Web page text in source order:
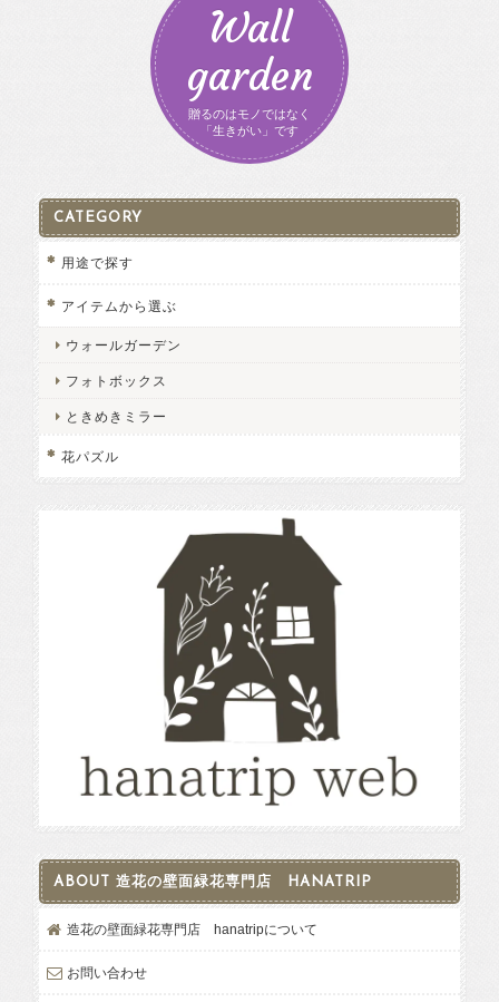
Wall
garden
贈るのはモノではなく
「生きがい」です
CATEGORY
用途で探す
アイテムから選ぶ
ウォールガーデン
フォトボックス
ときめきミラー
花パズル
ABOUT 造花の壁面緑花専門店 HANATRIP
造花の壁面緑花専門店 hanatripについて
お問い合わせ